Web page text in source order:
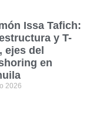
Issa Tafich:
y T-
ejes del
en
2026